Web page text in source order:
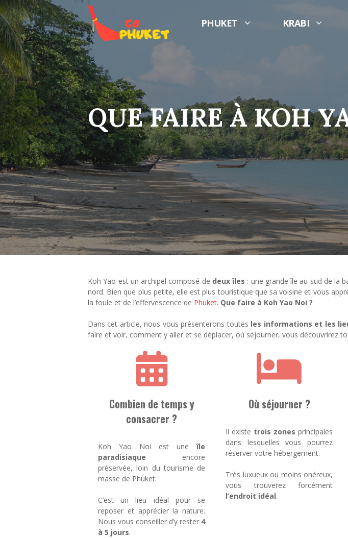
Aller
au
contenu
PHUKET KRABI
QUE FAIRE À KOH
Koh Yao est un archipel composé de deux îles : une grande île au sud de la
nord. Bien que plus petite, elle est plus touristique que sa voisine et vous
la foule et de l’effervescence de Phuket. Que faire à Koh Yao Noi ?
Dans cet article, nous vous présenterons toutes les informations et les
faire et voir, comment y aller et se déplacer, où séjourner, vous découvrirez
Combien de temps y
consacrer ?
Koh Yao Noi est une île
paradisiaque encore
préservée, loin du tourisme de
masse de Phuket.
C’est un lieu idéal pour se
reposer et apprécier la nature.
Nous vous conseiller d’y rester 4
à 5 jours.
Où séjourner ?
Il existe trois zones principales
dans lesquelles vous pourrez
réserver votre hébergement.
Très luxueux ou moins onéreux,
vous trouverez forcément
l’endroit idéal.